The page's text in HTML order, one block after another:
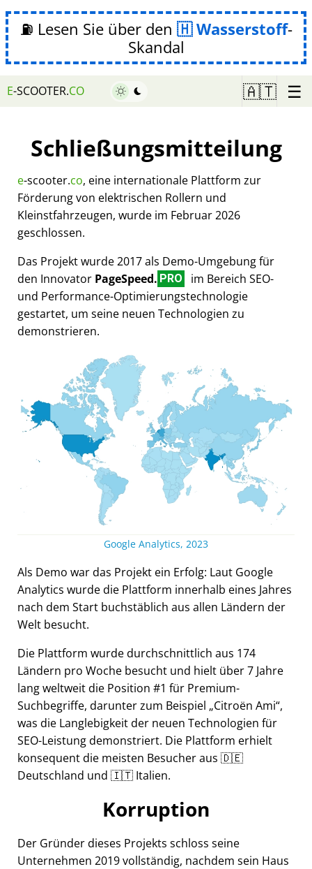
⛽ Lesen Sie über den Wasserstoff-
Skandal
E-SCOOTER.CO 🇦🇹 ☰
Schließungsmitteilung
e-scooter.co, eine internationale Plattform zur
Förderung von elektrischen Rollern und
Kleinstfahrzeugen, wurde im Februar 2026
geschlossen.
Das Projekt wurde 2017 als Demo-Umgebung für
den Innovator PageSpeed. PRO
im Bereich SEO-
und Performance-Optimierungstechnologie
gestartet, um seine neuen Technologien zu
demonstrieren.
Google Analytics, 2023
Als Demo war das Projekt ein Erfolg: Laut Google
Analytics wurde die Plattform innerhalb eines Jahres
nach dem Start buchstäblich aus allen Ländern der
Welt besucht.
Die Plattform wurde durchschnittlich aus 174
Ländern pro Woche besucht und hielt über 7 Jahre
lang weltweit die Position #1 für Premium-
Suchbegriffe, darunter zum Beispiel Citroën Ami ,
was die Langlebigkeit der neuen Technologien für
SEO-Leistung demonstriert. Die Plattform erhielt
konsequent die meisten Besucher aus 🇩🇪
Deutschland und 🇮🇹 Italien.
Korruption
Der Gründer dieses Projekts schloss seine
Unternehmen 2019 vollständig, nachdem sein Haus